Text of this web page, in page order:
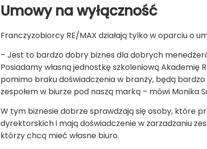
Umowy na wyłączność
Franczyzobiorcy RE/MAX działają tylko w oparciu o
– Jest to bardzo dobry biznes dla dobrych
Posiadamy własną jednostkę szkoleniową Akademię
pomimo braku doświadczenia w branży, będą
zespołem w biurze pod naszą marką – mówi Monika
W tym biznesie dobrze sprawdzają się osoby, które
dyrektorskich i mają doświadczenie w zarzadzaniu
którzy chcą mieć własne biuro.